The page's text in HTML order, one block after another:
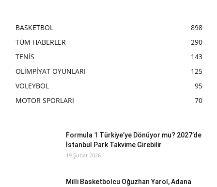
BASKETBOL
898
TÜM HABERLER
290
TENİS
143
OLİMPİYAT OYUNLARI
125
VOLEYBOL
95
MOTOR SPORLARI
70
Formula 1 Türkiye’ye Dönüyor mu? 2027’de
İstanbul Park Takvime Girebilir
19 Şubat 2026
Milli Basketbolcu Oğuzhan Yarol, Adana